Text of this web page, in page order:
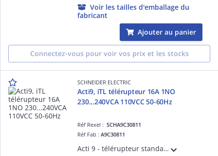
Voir les tailles d'emballage du
fabricant
Ajouter au panier
Connectez-vous pour voir vos prix et les stocks
SCHNEIDER ELECTRIC
Acti9, iTL télérupteur 16A 1NO
230...240VCA 110VCC 50-60Hz
Réf Rexel :SCHA9C30811
Réf Fab :A9C30811
Acti 9 - télérupteur standard iTL - 1P - 1F - 16A - 250VCA 50/60Hz - 60dB - Commutations 100/jour-5/minute - Impulsion 50 ms..1 s - Cde à dist. BP lum. 3mA - Circuit cde 110VCC - 230...240VCA 50/60Hz - Largeur 2 pas de 9 mm - NF